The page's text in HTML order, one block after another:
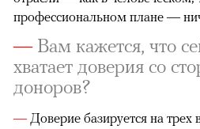
профессиональном плане —
—Вам кажется, что
хватает доверия со
доноров?
— Доверие базируется на трех